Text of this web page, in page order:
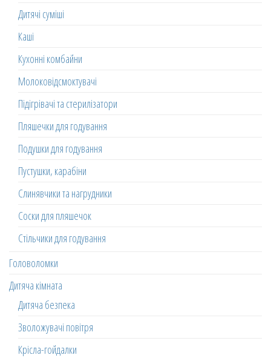
Дитячі суміші
Каші
Кухонні комбайни
Молоковідсмоктувачі
Підігрівачі та стерилізатори
Пляшечки для годування
Подушки для годування
Пустушки, карабіни
Слинявчики та нагрудники
Соски для пляшечок
Стільчики для годування
Головоломки
Дитяча кімната
Дитяча безпека
Зволожувачі повітря
Крісла-гойдалки